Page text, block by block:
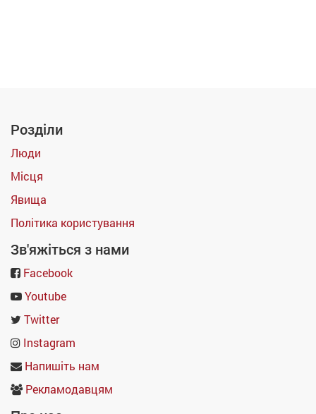
Розділи
Люди
Місця
Явища
Політика користування
Зв'яжіться з нами
Facebook
Youtube
Twitter
Instagram
Напишіть нам
Рекламодавцям